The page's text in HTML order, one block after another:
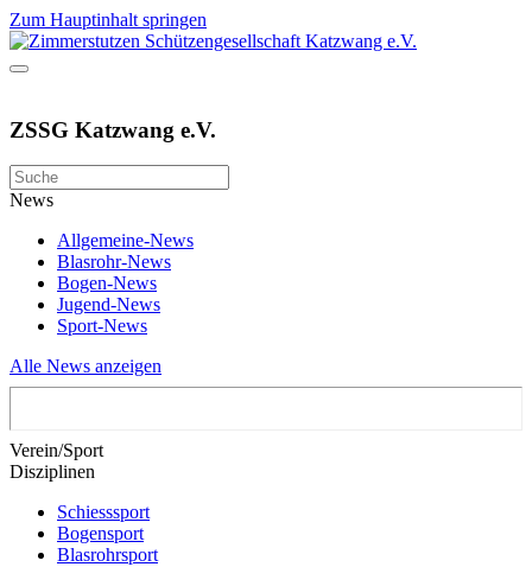
Zum Hauptinhalt springen
ZSSG Katzwang e.V.
News
Allgemeine-News
Blasrohr-News
Bogen-News
Jugend-News
Sport-News
Alle News anzeigen
Verein/Sport
Disziplinen
Schiesssport
Bogensport
Blasrohrsport